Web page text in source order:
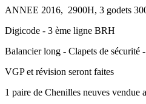
ANNEE 2016, 2900H, 3 godets
Digicode - 3 ème ligne BRH
Balancier long - Clapets de sécurité
VGP et révision seront faites
1 paire de Chenilles neuves vendue